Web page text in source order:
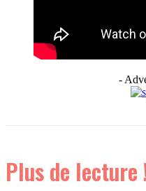
-
Plus de lecture